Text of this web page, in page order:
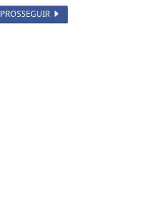
PROSSEGUIR